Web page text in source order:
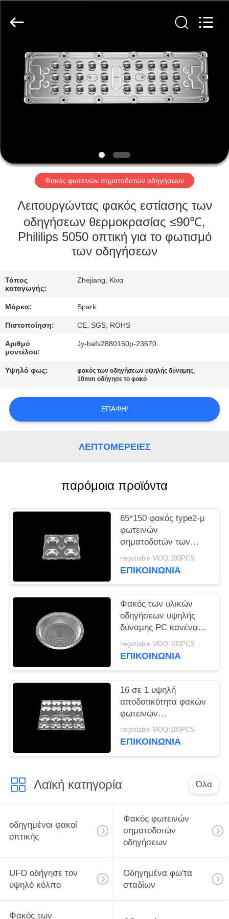
ΣΠΊΤΙ
ΠΡΟΪΌΝΤΑ
ΕΜΆΣ
ΕΠΙΣΚΈΨΕΙΣ
ΣΤΟ
ΕΡΓΟΣΤΆΣΙΟ
ΕΠΙΚΟΙΝΩΝΉΣΤΕ
ΕΙΔΉΣΕΙΣ
ΥΠΟΘΈΣΕΙΣ
ΙΣΤΌΤΟΠΟΥ
ΠΟΛΙΤΙΚΉ
ΜΥΣΤΙΚΌΤΗΤΑΣ
Co.,
Φακός φωτεινών σηματοδοτών οδηγήσεων
Λειτουργώντας φακός εστίασης των
οδηγήσεων θερμοκρασίας ≤90℃,
Phililips 5050 οπτική για το φωτισμό
των οδηγήσεων
Τόπος
καταγωγής:
Zhejiang, Κίνα
Μάρκα: Spark
Πιστοποίηση: CE, SGS, ROHS
Αριθμό
μοντέλου:
Jy-bafs2880150p-23670
Υψηλό φως: φακός των οδηγήσεων υψηλής δύναμης,
10mm οδήγησε το φακό
ΕΠΑΦΉ!
ΛΕΠΤΟΜΈΡΕΙΕΣ
παρόμοια προϊόντα
65*150 φακός type2-μ
φωτεινών
σηματοδοτών των
οδηγήσεων γωνίας
ακτίνων βαθμού για
negotiable MOQ:100PCS
ΕΠΙΚΟΙΝΩΝΊΑ
Φακός των υλικών
οδηγήσεων υψηλής
δύναμης PC κανένας
υδράργυρος που
προστίθεται για τον
negotiable MOQ:100PCS
ΕΠΙΚΟΙΝΩΝΊΑ
16 σε 1 υψηλή
αποδοτικότητα φακών
φωτεινών
σηματοδοτών των
οδηγήσεων Bridgelux
negotiable MOQ:100PCS
ΕΠΙΚΟΙΝΩΝΊΑ
Λαϊκή κατηγορία Όλα
οδηγημένοι φακοί
οπτικής
Φακός φωτεινών
σηματοδοτών
οδηγήσεων
UFO οδήγησε τον
υψηλό κόλπο
Οδηγημένα φω'τα
σταδίων
Φακός των